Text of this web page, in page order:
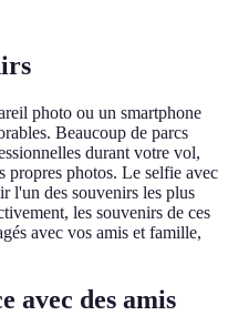
photo ou un smartphone
Beaucoup de parcs
durant votre vol,
propres photos. Le selfie avec
l'un des souvenirs les plus
les souvenirs de ces
avec vos amis et famille,
avec des amis